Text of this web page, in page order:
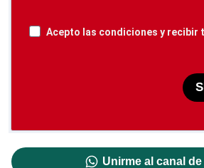
Acepto las condiciones y recibir
Unirme al canal